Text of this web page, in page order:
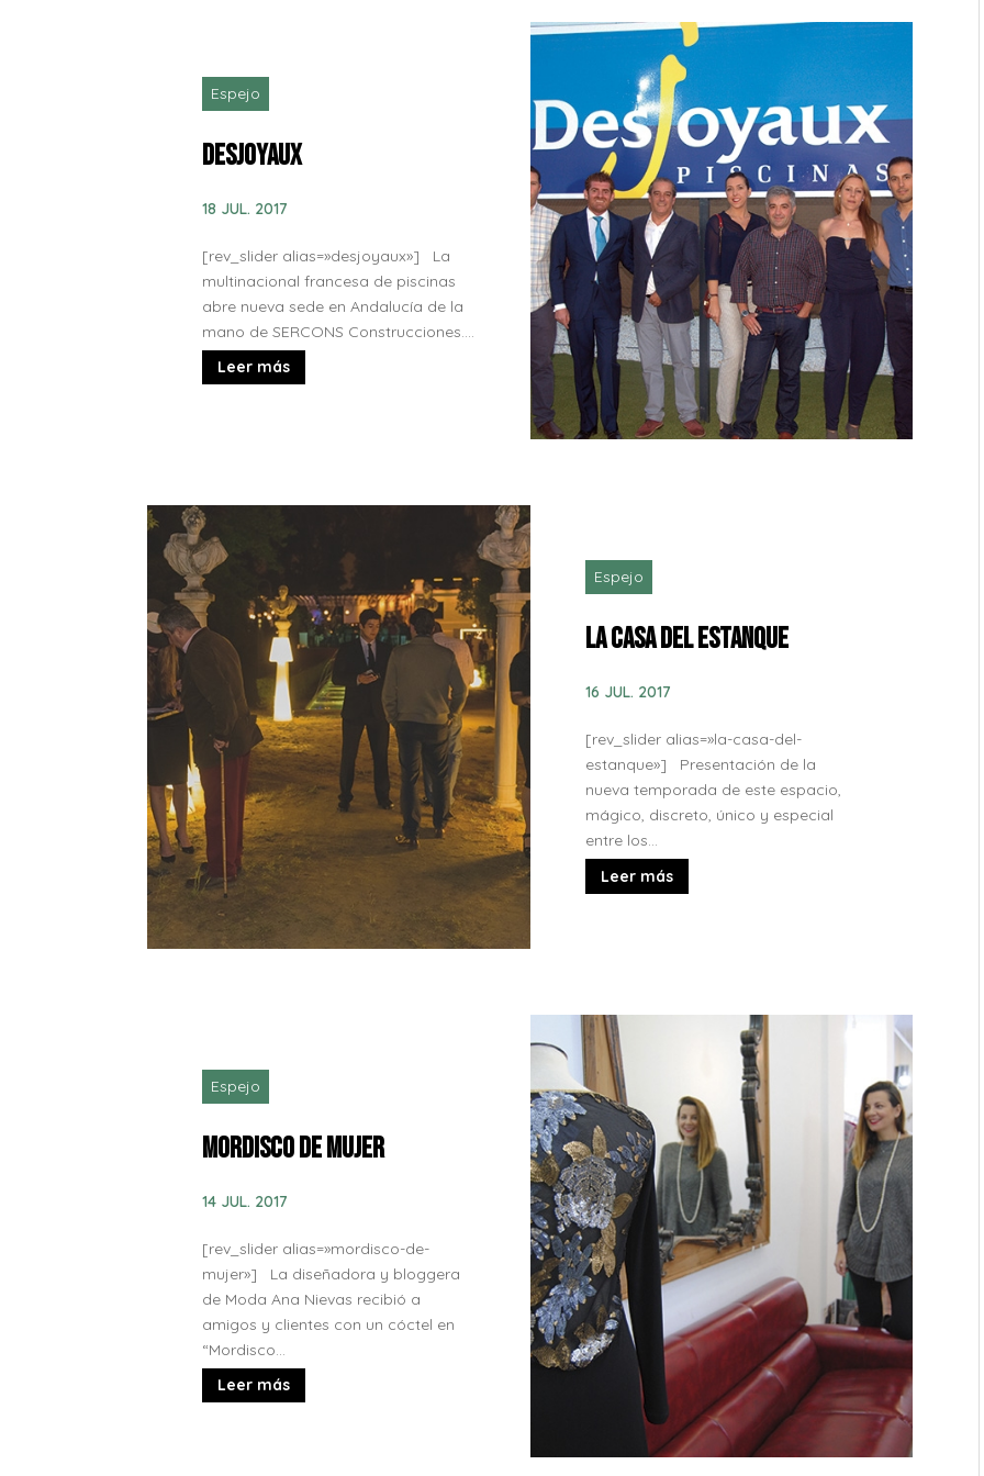
Espejo
Desjoyaux
18 JUL. 2017
[rev_slider alias=»desjoyaux»] La
multinacional francesa de piscinas
abre nueva sede en Andalucía de la
mano de SERCONS Construcciones....
Leer más
Espejo
La Casa del Estanque
16 JUL. 2017
[rev_slider alias=»la-casa-del-
estanque»] Presentación de la
nueva temporada de este espacio,
mágico, discreto, único y especial
entre los...
Leer más
Espejo
Mordisco de Mujer
14 JUL. 2017
[rev_slider alias=»mordisco-de-
mujer»] La diseñadora y bloggera
de Moda Ana Nievas recibió a
amigos y clientes con un cóctel en
“Mordisco...
Leer más